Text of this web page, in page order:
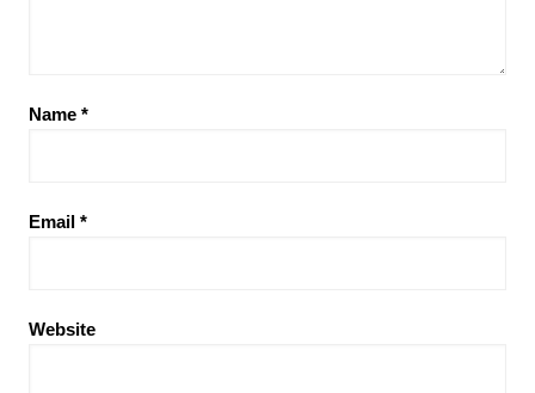
Name *
Email *
Website